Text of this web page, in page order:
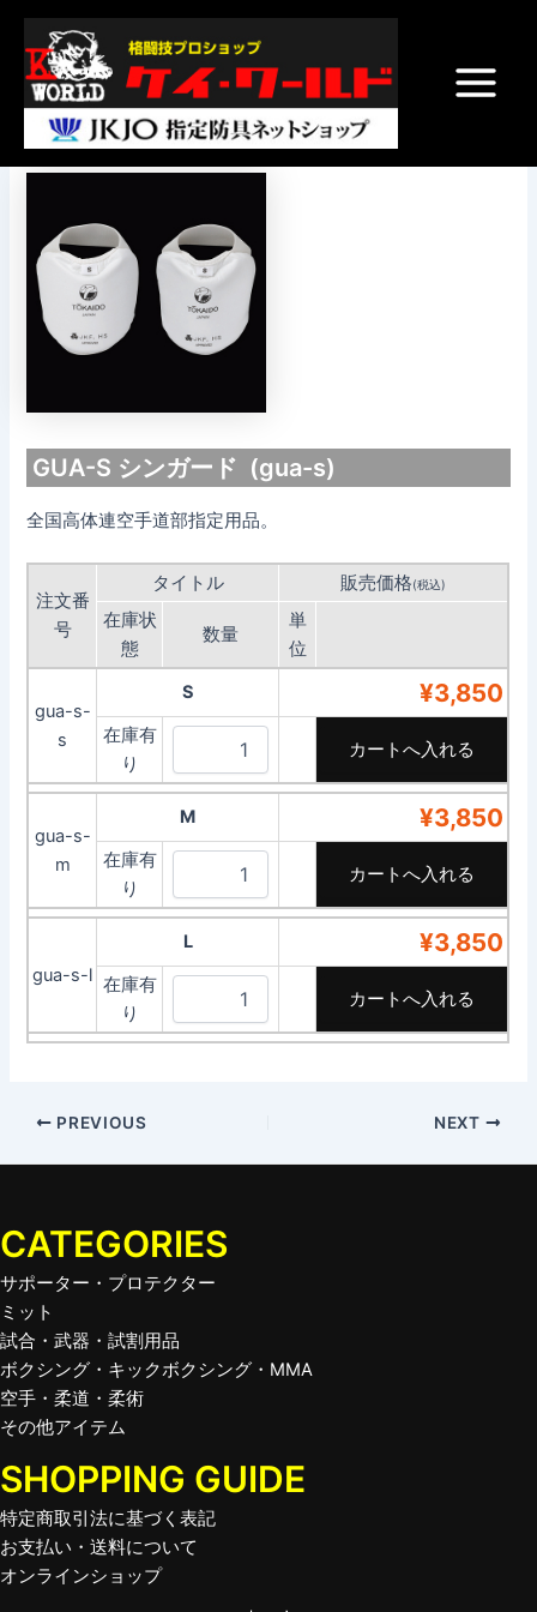
Menu
GUA-S シンガード
GUA-S シンガード (gua-s)
全国高体連空手道部指定用品。
注文番
号
タイトル 販売価格(税込)
在庫状
態
数量
単
位
gua-s-
s
S ¥3,850
在庫有
り
gua-s-
m
M ¥3,850
在庫有
り
gua-s-l
L ¥3,850
在庫有
り
Post
navigation
PREVIOUS NEXT
CATEGORIES
サポーター・プロテクター
ミット
試合・武器・試割用品
ボクシング・キックボクシング・MMA
空手・柔道・柔術
その他アイテム
SHOPPING GUIDE
特定商取引法に基づく表記
お支払い・送料について
オンラインショップ